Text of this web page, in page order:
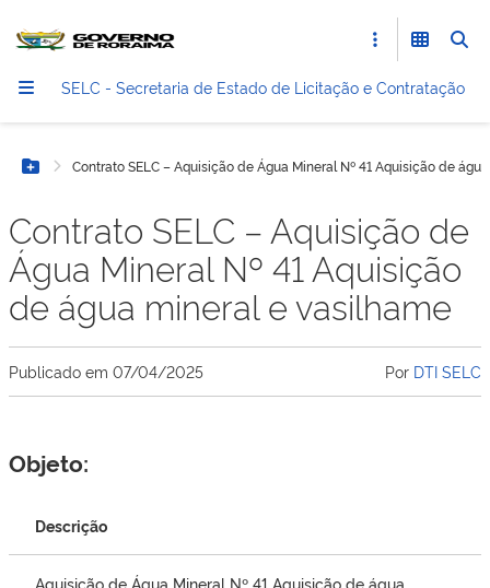
SELC - Secretaria de Estado de Licitação e Contratação
Botão Menu
Contrato SELC – Aquisição de Água Mineral Nº 41 Aquisição de
Contrato SELC – Aquisição de
Água Mineral Nº 41 Aquisição
de água mineral e vasilhame
Publicado em 07/04/2025 Por DTI SELC
Objeto:
Descrição
Aquisição de Água Mineral Nº 41 Aquisição de água